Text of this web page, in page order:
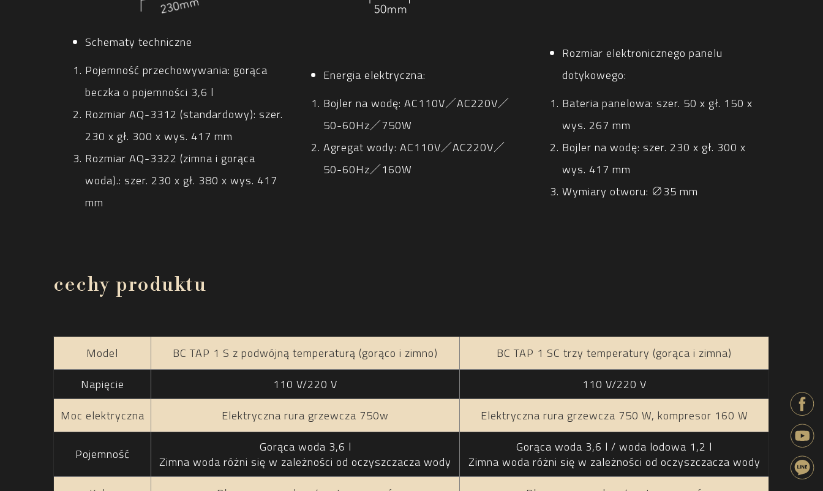
Schematy techniczne
Pojemność przechowywania: gorąca
beczka o pojemności 3,6 l
Rozmiar AQ-3312 (standardowy): szer.
230 x gł. 300 x wys. 417 mm
Rozmiar AQ-3322 (zimna i gorąca
woda).: szer. 230 x gł. 380 x wys. 417
mm
Energia elektryczna:
Bojler na wodę: AC110V／AC220V／
50-60Hz／750W
Agregat wody: AC110V／AC220V／
50-60Hz／160W
Rozmiar elektronicznego panelu
dotykowego:
Bateria panelowa: szer. 50 x gł. 150 x
wys. 267 mm
Bojler na wodę: szer. 230 x gł. 300 x
wys. 417 mm
Wymiary otworu: ∅35 mm
cechy produktu
Model BC TAP 1 S z podwójną temperaturą (gorąco i zimno)
BC TAP 1 SC trzy temperatury (gorąca i zimna)
Napięcie
110 V/220 V
110 V/220 V
Moc elektryczna
Elektryczna rura grzewcza 750w Elektryczna rura grzewcza 750 W, kompresor 160 W
Pojemność
Gorąca woda 3,6 l
Zimna woda różni się w zależności od oczyszczacza wody
Gorąca woda 3,6 l / woda lodowa 1,2 l
Zimna woda różni się w zależności od oczyszczacza wody